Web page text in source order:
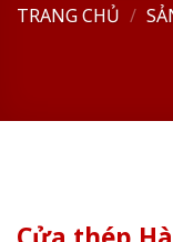
TRANG CHỦ /